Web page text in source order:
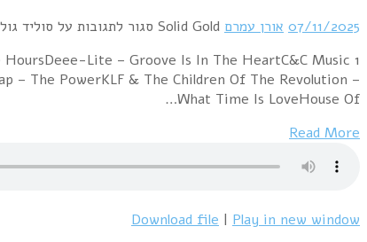
07/11/2025 אורן עמרם Solid Gold סגור לתגובות על סוליד גולד מס' 190 – הלהיטים
HoursDeee-Lite – Groove Is In The HeartC&C Music
– The PowerKLF & The Children Of The Revolution –
What Time Is LoveHouse Of…
Read More
Download file | Play in new window